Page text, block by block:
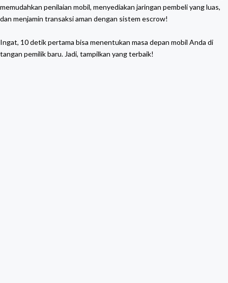
memudahkan penilaian mobil, menyediakan jaringan pembeli yang luas,
dan menjamin transaksi aman dengan sistem escrow!
Ingat, 10 detik pertama bisa menentukan masa depan mobil Anda di
tangan pemilik baru. Jadi, tampilkan yang terbaik!